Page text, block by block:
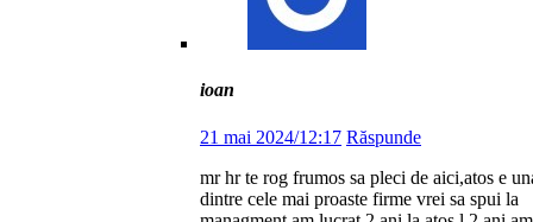
ioan
21 mai 2024/12:17 Răspunde
mr hr te rog frumos sa pleci de aici,atos e
dintre cele mai proaste firme vrei sa spui la